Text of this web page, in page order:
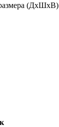
(ДхШхВ)